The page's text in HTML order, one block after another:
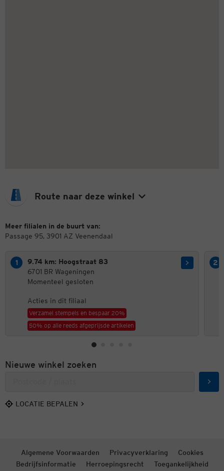
Route naar deze winkel
Meer filialen in de buurt van:
Passage 95, 3901 AZ Veenendaal
9.74 km: Hoogstraat 83
6701 BR Wageningen
Momenteel gesloten
Acties in dit filiaal
Verzamel stempels en bespaar 20%
50% op alle reeds afgeprijsde artikelen
Nieuwe winkel zoeken
LOCATIE BEPALEN
Algemene Voorwaarden Privacyverklaring
Cookies
Bedrijfsinformatie
Herroepingsrecht Toegankelijkheid